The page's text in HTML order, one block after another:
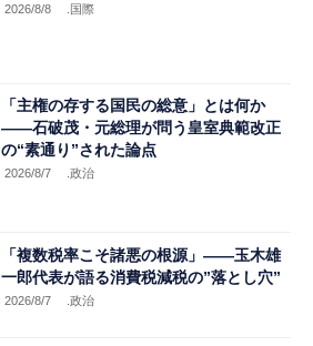
2026/8/8 .国際
「主権の存する国民の総意」とは何か
――石破茂・元総理が問う皇室典範改正
の“素通り”された論点
2026/8/7 .政治
「複数税率こそ諸悪の根源」――玉木雄
一郎代表が語る消費税減税の”落とし穴”
2026/8/7 .政治